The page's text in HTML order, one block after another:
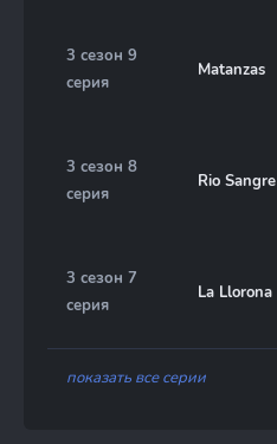
3 сезон 9
серия
Matanzas
3 сезон 8
серия
Rio Sangre
3 сезон 7
серия
La Llorona
показать все серии